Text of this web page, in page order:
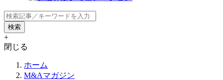
+
閉じる
ホーム
M&Aマガジン